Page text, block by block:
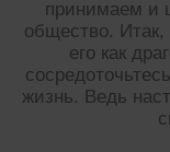
принимаем и
общество. Итак,
его как
жизнь. Ведь